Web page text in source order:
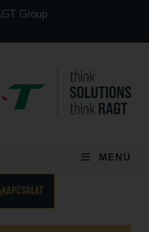
Group
MENÜ
KAPCSOLAT